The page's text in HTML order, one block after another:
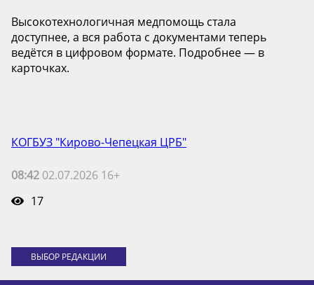
Высокотехнологичная медпомощь стала
доступнее, а вся работа с документами теперь
ведётся в цифровом формате. Подробнее — в
карточках.
КОГБУЗ "Кирово-Чепецкая ЦРБ"
08:42 02.07.2026 16+
17
ВЫБОР РЕДАКЦИИ